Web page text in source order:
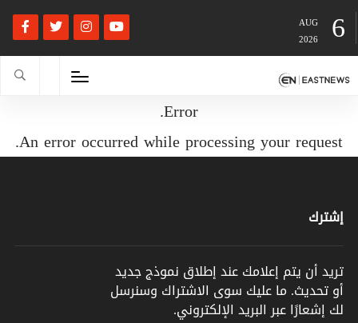
6
AUG
2026
Error.
An error occurred while processing your request.
إشترك
تريد أن يتم إعلامك عند إطلاق نموذج جديد
أو تحديث. ما عليك سوى الاشتراك وسنرسل
لك إشعارًا عبر البريد الإلكتروني.